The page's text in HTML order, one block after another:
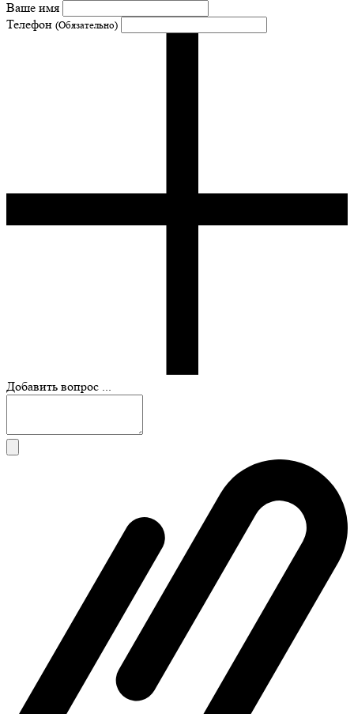
Ваше имя
Телефон (Обязательно)
Добавить вопрос ...